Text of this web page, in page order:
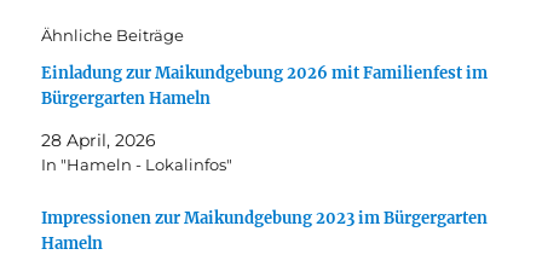
Ähnliche Beiträge
Einladung zur Maikundgebung 2026 mit Familienfest im
Bürgergarten Hameln
28 April, 2026
In "Hameln - Lokalinfos"
Impressionen zur Maikundgebung 2023 im Bürgergarten
Hameln